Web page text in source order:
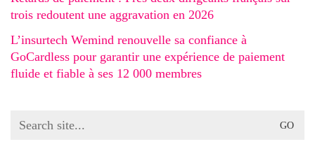
trois redoutent une aggravation en 2026
L’insurtech Wemind renouvelle sa confiance à
GoCardless pour garantir une expérience de paiement
fluide et fiable à ses 12 000 membres
Search